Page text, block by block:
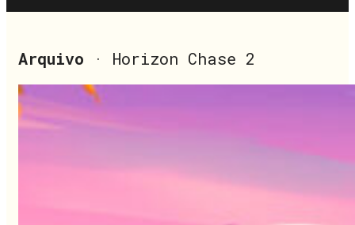
Arquivo · Horizon Chase 2